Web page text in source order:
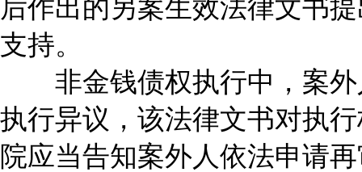
后作出的另案生效法律文书
支持。
非金钱债权执行中，案外
执行异议，该法律文书对执
院应当告知案外人依法申请